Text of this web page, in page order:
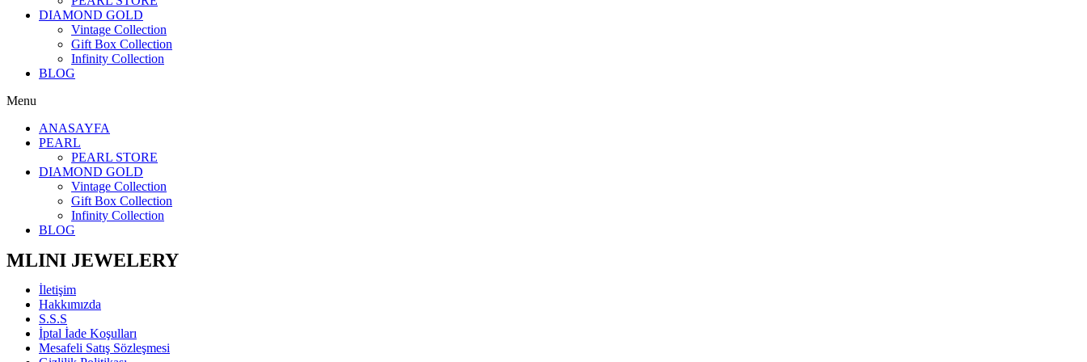
DIAMOND GOLD
Vintage Collection
Gift Box Collection
Infinity Collection
BLOG
Menu
ANASAYFA
PEARL
PEARL STORE
DIAMOND GOLD
Vintage Collection
Gift Box Collection
Infinity Collection
BLOG
MLINI JEWELERY
İletişim
Hakkımızda
S.S.S
İptal İade Koşulları
Mesafeli Satış Sözleşmesi